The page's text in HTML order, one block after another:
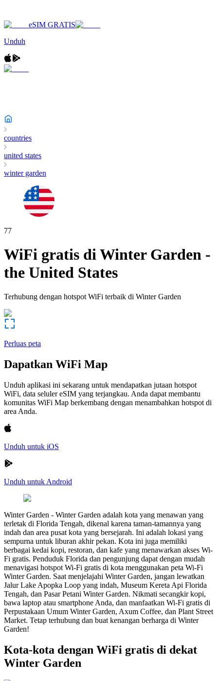
eSIM GRATIS
Unduh
countries
united states
winter garden
77
WiFi gratis diWinter Garden -
the United States
Terhubung dengan hotspot WiFi terbaik di Winter Garden
Perluas peta
Dapatkan WiFi Map
Unduh aplikasi ini sekarang untuk mendapatkan jutaan hotspot
WiFi, data seluler eSIM yang terjangkau. Anda dapat membantu
komunitas WiFi Map berkembang dengan menambahkan hotspot di
area Anda.
Unduh untuk iOS
Unduh untuk Android
Winter Garden - Winter Garden adalah kota yang menawan yang
terletak di Florida Tengah, dikenal karena taman-tamannya yang
indah dan area pusat kota yang bersejarah. Ini adalah lokasi yang
sempurna untuk liburan akhir pekan. Kota ini juga memiliki
berbagai kedai kopi, restoran, dan kafe yang menawarkan akses Wi-
Fi gratis. Penduduk Florida dan pengunjung dapat dengan mudah
menavigasi hotspot Wi-Fi gratis di kota menggunakan peta Wi-Fi
Winter Garden. Saat menjelajahi Winter Garden, jangan lewatkan
Jalur Lake Apopka Loop yang indah, Museum Kereta Api Florida
Tengah, dan Pasar Petani Winter Garden. Nikmati secangkir kopi,
bawa laptop atau smartphone Anda, dan manfaatkan Wi-Fi gratis di
Perpustakaan Umum Winter Garden, Axum Coffee, dan Plant Street
Market. Tetap terhubung dan buat kenangan berharga di Winter
Garden!
Kota-kota dengan WiFi gratis di dekat
Winter Garden